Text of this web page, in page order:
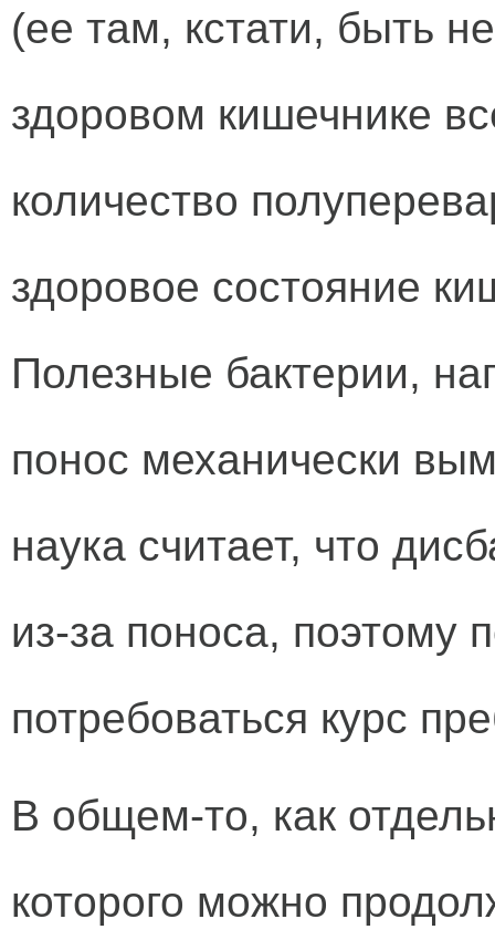
(ее там, кстати, быть
здоровом кишечнике
количество
здоровое состояние
Полезные бактерии,
понос механически
наука считает, что
из-за поноса, поэтому
потребоваться курс
В общем-то, как
которого можно